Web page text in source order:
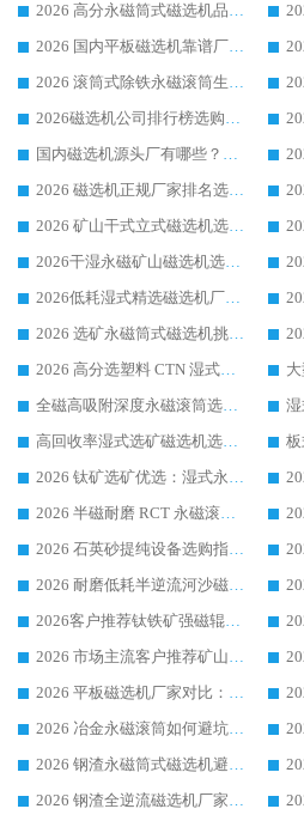
2026 高分永磁筒式磁选机品牌推荐 选矿设备强者对比测评采购避坑全攻略
2026 国内平板磁选机靠谱厂家排名 行业实测口碑设备按需选购全指南
2026 滚筒式除铁永磁滚筒生产厂家推荐排名|行业口碑选购指南，领域强者源头厂商精选
2026磁选机公司排行榜选购指南|正规源头厂家推荐，领域强者高性价比靠谱信赖品牌
国内磁选机源头厂有哪些？2026 综合实力排名与采购避坑技巧
2026 磁选机正规厂家排名选购指南|行业口碑信赖品牌推荐性价比高靠谱磁电企业
2026 矿山干式立式磁选机选型攻略 梳理深耕磁电装备多年靠谱生产厂商
2026干湿永磁矿山磁选机选型攻略 优质生产厂家排名 选矿领域高口碑品牌推荐指南
2026低耗湿式精​选磁选机厂家怎么选?湿式精选磁选机供应商，行业认可度较高生产厂家华体会手机网页版-华体会(中国) 全面解析
2026 选矿永磁筒式磁选机挑选干货：华体会手机网页版-华体会(中国) 源头厂，绿色高效实力出众
2026 高分选塑料 CTN 湿式顺流磁选机选购指南，靠谱源头厂家华体会手机网页版-华体会(中国) 详解
全磁高吸附深度永磁滚筒选购指南 业内口碑稳定磁电设备生产厂家详细推荐
高回收率湿式选矿磁选机选购指南 业内口碑磁电设备生产厂家实力解析
2026 钛矿选矿优选：湿式永磁筒式磁选机源头厂家华体会手机网页版-华体会(中国) 综合解析
2026 半磁耐磨 RCT 永磁滚筒选购指南，临朐源头生产厂家华体会手机网页版-华体会(中国) 实测分享
2026 石英砂提纯设备选购指南：华体会手机网页版-华体会(中国) 提纯磁选机厂家综合解读
2026 耐磨低耗半逆流河沙磁选机选购指南 临朐产业集群源头厂华体会手机网页版-华体会(中国) 详细解析
2026客户推荐钛铁矿强磁辊式磁选机，临朐靠谱生产厂家华体会手机网页版-华体会(中国) 详解
2026 市场主流客户推荐矿山磁选机靠谱生产厂家选华体会手机网页版-华体会(中国)
2026 平板磁选机厂家对比：现场实测、真实案例与靠谱厂家推荐
2026 冶金永磁滚筒如何避坑参考：售后完善案例多 华体会手机网页版-华体会(中国) 靠谱厂家
2026 钢渣永磁筒式磁选机避坑参考：售后完善案例多，华体会手机网页版-华体会(中国) 稳居榜单
2026 钢渣全逆流磁选机厂家推荐 靠谱品牌售后完善案例丰富